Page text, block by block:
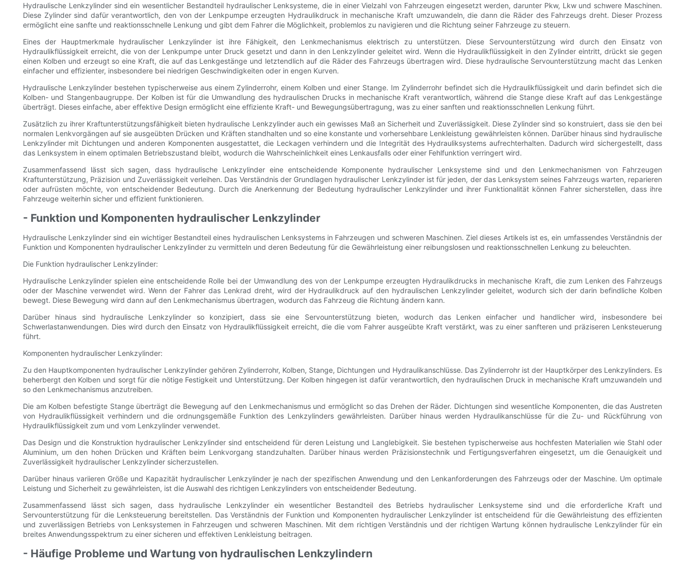
Hydraulische Lenkzylinder sind ein wesentlicher Bestandteil hydraulischer Lenksysteme, die in einer Vielzahl von Fahrzeugen eingesetzt werden, darunter Pkw, Lkw und schwere Maschinen.
Diese Zylinder sind dafür verantwortlich, den von der Lenkpumpe erzeugten Hydraulikdruck in mechanische Kraft umzuwandeln, die dann die Räder des Fahrzeugs dreht. Dieser Prozess
ermöglicht eine sanfte und reaktionsschnelle Lenkung und gibt dem Fahrer die Möglichkeit, problemlos zu navigieren und die Richtung seiner Fahrzeuge zu steuern.
Eines der Hauptmerkmale hydraulischer Lenkzylinder ist ihre Fähigkeit, den Lenkmechanismus elektrisch zu unterstützen. Diese Servounterstützung wird durch den Einsatz von
Hydraulikflüssigkeit erreicht, die von der Lenkpumpe unter Druck gesetzt und dann in den Lenkzylinder geleitet wird. Wenn die Hydraulikflüssigkeit in den Zylinder eintritt, drückt sie gegen
einen Kolben und erzeugt so eine Kraft, die auf das Lenkgestänge und letztendlich auf die Räder des Fahrzeugs übertragen wird. Diese hydraulische Servounterstützung macht das Lenken
einfacher und effizienter, insbesondere bei niedrigen Geschwindigkeiten oder in engen Kurven.
Hydraulische Lenkzylinder bestehen typischerweise aus einem Zylinderrohr, einem Kolben und einer Stange. Im Zylinderrohr befindet sich die Hydraulikflüssigkeit und darin befindet sich die
Kolben- und Stangenbaugruppe. Der Kolben ist für die Umwandlung des hydraulischen Drucks in mechanische Kraft verantwortlich, während die Stange diese Kraft auf das Lenkgestänge
überträgt. Dieses einfache, aber effektive Design ermöglicht eine effiziente Kraft- und Bewegungsübertragung, was zu einer sanften und reaktionsschnellen Lenkung führt.
Zusätzlich zu ihrer Kraftunterstützungsfähigkeit bieten hydraulische Lenkzylinder auch ein gewisses Maß an Sicherheit und Zuverlässigkeit. Diese Zylinder sind so konstruiert, dass sie den bei
normalen Lenkvorgängen auf sie ausgeübten Drücken und Kräften standhalten und so eine konstante und vorhersehbare Lenkleistung gewährleisten können. Darüber hinaus sind hydraulische
Lenkzylinder mit Dichtungen und anderen Komponenten ausgestattet, die Leckagen verhindern und die Integrität des Hydrauliksystems aufrechterhalten. Dadurch wird sichergestellt, dass
das Lenksystem in einem optimalen Betriebszustand bleibt, wodurch die Wahrscheinlichkeit eines Lenkausfalls oder einer Fehlfunktion verringert wird.
Zusammenfassend lässt sich sagen, dass hydraulische Lenkzylinder eine entscheidende Komponente hydraulischer Lenksysteme sind und den Lenkmechanismen von Fahrzeugen
Kraftunterstützung, Präzision und Zuverlässigkeit verleihen. Das Verständnis der Grundlagen hydraulischer Lenkzylinder ist für jeden, der das Lenksystem seines Fahrzeugs warten, reparieren
oder aufrüsten möchte, von entscheidender Bedeutung. Durch die Anerkennung der Bedeutung hydraulischer Lenkzylinder und ihrer Funktionalität können Fahrer sicherstellen, dass ihre
Fahrzeuge weiterhin sicher und effizient funktionieren.
- Funktion und Komponenten hydraulischer Lenkzylinder
Hydraulische Lenkzylinder sind ein wichtiger Bestandteil eines hydraulischen Lenksystems in Fahrzeugen und schweren Maschinen. Ziel dieses Artikels ist es, ein umfassendes Verständnis der
Funktion und Komponenten hydraulischer Lenkzylinder zu vermitteln und deren Bedeutung für die Gewährleistung einer reibungslosen und reaktionsschnellen Lenkung zu beleuchten.
Die Funktion hydraulischer Lenkzylinder:
Hydraulische Lenkzylinder spielen eine entscheidende Rolle bei der Umwandlung des von der Lenkpumpe erzeugten Hydraulikdrucks in mechanische Kraft, die zum Lenken des Fahrzeugs
oder der Maschine verwendet wird. Wenn der Fahrer das Lenkrad dreht, wird der Hydraulikdruck auf den hydraulischen Lenkzylinder geleitet, wodurch sich der darin befindliche Kolben
bewegt. Diese Bewegung wird dann auf den Lenkmechanismus übertragen, wodurch das Fahrzeug die Richtung ändern kann.
Darüber hinaus sind hydraulische Lenkzylinder so konzipiert, dass sie eine Servounterstützung bieten, wodurch das Lenken einfacher und handlicher wird, insbesondere bei
Schwerlastanwendungen. Dies wird durch den Einsatz von Hydraulikflüssigkeit erreicht, die die vom Fahrer ausgeübte Kraft verstärkt, was zu einer sanfteren und präziseren Lenksteuerung
führt.
Komponenten hydraulischer Lenkzylinder:
Zu den Hauptkomponenten hydraulischer Lenkzylinder gehören Zylinderrohr, Kolben, Stange, Dichtungen und Hydraulikanschlüsse. Das Zylinderrohr ist der Hauptkörper des Lenkzylinders. Es
beherbergt den Kolben und sorgt für die nötige Festigkeit und Unterstützung. Der Kolben hingegen ist dafür verantwortlich, den hydraulischen Druck in mechanische Kraft umzuwandeln und
so den Lenkmechanismus anzutreiben.
Die am Kolben befestigte Stange überträgt die Bewegung auf den Lenkmechanismus und ermöglicht so das Drehen der Räder. Dichtungen sind wesentliche Komponenten, die das Austreten
von Hydraulikflüssigkeit verhindern und die ordnungsgemäße Funktion des Lenkzylinders gewährleisten. Darüber hinaus werden Hydraulikanschlüsse für die Zu- und Rückführung von
Hydraulikflüssigkeit zum und vom Lenkzylinder verwendet.
Das Design und die Konstruktion hydraulischer Lenkzylinder sind entscheidend für deren Leistung und Langlebigkeit. Sie bestehen typischerweise aus hochfesten Materialien wie Stahl oder
Aluminium, um den hohen Drücken und Kräften beim Lenkvorgang standzuhalten. Darüber hinaus werden Präzisionstechnik und Fertigungsverfahren eingesetzt, um die Genauigkeit und
Zuverlässigkeit hydraulischer Lenkzylinder sicherzustellen.
Darüber hinaus variieren Größe und Kapazität hydraulischer Lenkzylinder je nach der spezifischen Anwendung und den Lenkanforderungen des Fahrzeugs oder der Maschine. Um optimale
Leistung und Sicherheit zu gewährleisten, ist die Auswahl des richtigen Lenkzylinders von entscheidender Bedeutung.
Zusammenfassend lässt sich sagen, dass hydraulische Lenkzylinder ein wesentlicher Bestandteil des Betriebs hydraulischer Lenksysteme sind und die erforderliche Kraft und
Servounterstützung für die Lenksteuerung bereitstellen. Das Verständnis der Funktion und Komponenten hydraulischer Lenkzylinder ist entscheidend für die Gewährleistung des effizienten
und zuverlässigen Betriebs von Lenksystemen in Fahrzeugen und schweren Maschinen. Mit dem richtigen Verständnis und der richtigen Wartung können hydraulische Lenkzylinder für ein
breites Anwendungsspektrum zu einer sicheren und effektiven Lenkleistung beitragen.
- Häufige Probleme und Wartung von hydraulischen Lenkzylindern